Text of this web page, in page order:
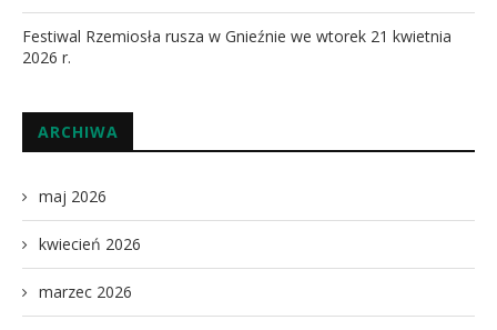
Festiwal Rzemiosła rusza w Gnieźnie we wtorek 21 kwietnia
2026 r.
ARCHIWA
maj 2026
kwiecień 2026
marzec 2026